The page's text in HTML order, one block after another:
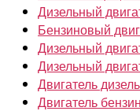
Дизельный
Бензиновый
Дизельный
Дизельный
Двигатель
Двигатель